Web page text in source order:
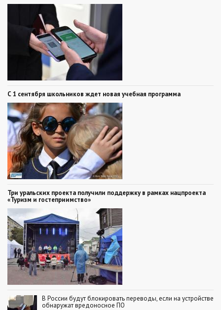
С 1 сентября школьников ждет новая учебная программа
Три уральских проекта получили поддержку в рамках нацпроекта
«Туризм и гостеприимство»
В России будут блокировать переводы, если на устройстве
обнаружат вредоносное ПО